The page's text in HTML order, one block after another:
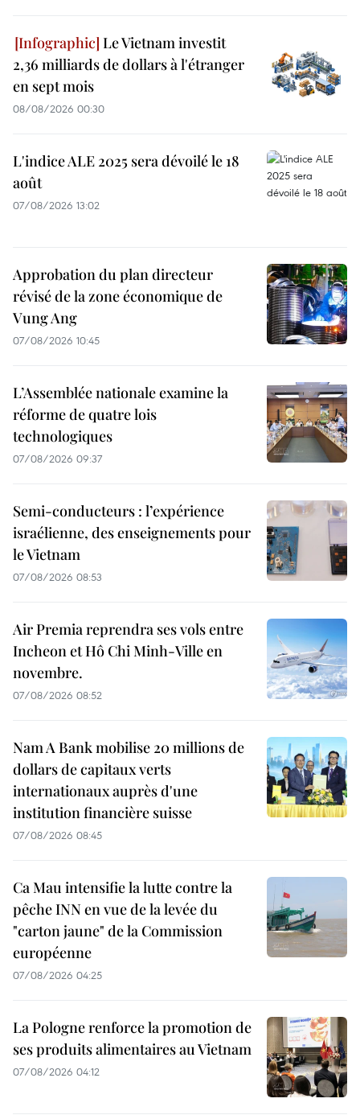
Le Vietnam investit
2,36 milliards de dollars à l'étranger
en sept mois
08/08/2026 00:30
L'indice ALE 2025 sera dévoilé le 18
août
07/08/2026 13:02
Approbation du plan directeur
révisé de la zone économique de
Vung Ang
07/08/2026 10:45
L’Assemblée nationale examine la
réforme de quatre lois
technologiques
07/08/2026 09:37
Semi-conducteurs : l’expérience
israélienne, des enseignements pour
le Vietnam
07/08/2026 08:53
Air Premia reprendra ses vols entre
Incheon et Hô Chi Minh-Ville en
novembre.
07/08/2026 08:52
Nam A Bank mobilise 20 millions de
dollars de capitaux verts
internationaux auprès d'une
institution financière suisse
07/08/2026 08:45
Ca Mau intensifie la lutte contre la
pêche INN en vue de la levée du
"carton jaune" de la Commission
européenne
07/08/2026 04:25
La Pologne renforce la promotion de
ses produits alimentaires au Vietnam
07/08/2026 04:12